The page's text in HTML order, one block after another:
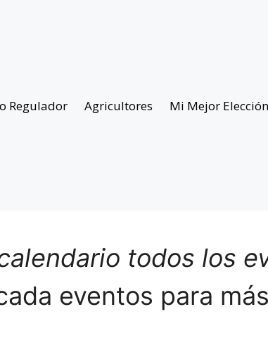
Regulador Agricultores Mi Mejor Elección
todos los
eventos para